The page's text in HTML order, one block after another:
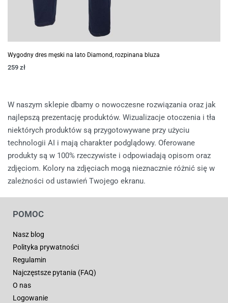
Wygodny dres męski na lato Diamond, rozpinana bluza
259 zł
W naszym sklepie dbamy o nowoczesne rozwiązania oraz jak
najlepszą prezentację produktów. Wizualizacje otoczenia i tła
niektórych produktów są przygotowywane przy użyciu
technologii AI i mają charakter podglądowy. Oferowane
produkty są w 100% rzeczywiste i odpowiadają opisom oraz
zdjęciom. Kolory na zdjęciach mogą nieznacznie różnić się w
zależności od ustawień Twojego ekranu.
POMOC
Nasz blog
Polityka prywatności
Regulamin
Najczęstsze pytania (FAQ)
O nas
Logowanie